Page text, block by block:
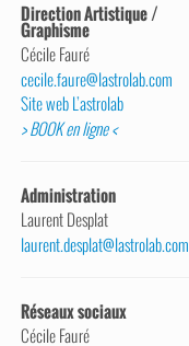
Direction Artistique /
Graphisme
Cécile Fauré
cecile.faure@lastrolab.com
Site web L’astrolab
> BOOK en ligne <
Administration
Laurent Desplat
laurent.desplat@lastrolab.com
Réseaux sociaux
Cécile Fauré